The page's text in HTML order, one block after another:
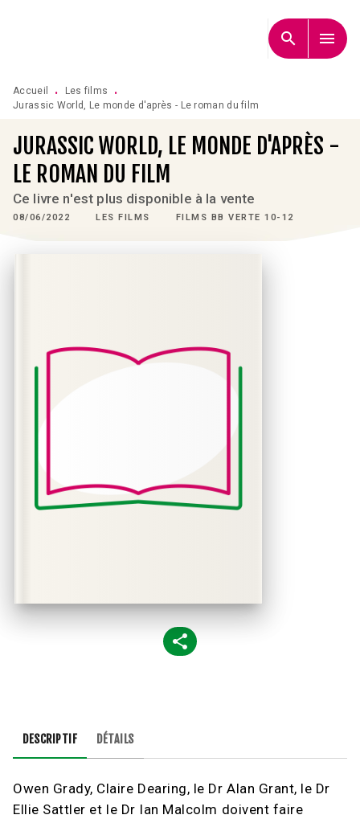
search menu
Accueil • Les films
•
Jurassic World, Le monde d'après - Le roman du film
JURASSIC WORLD, LE MONDE D'APRÈS -
LE ROMAN DU FILM
Ce livre n'est plus disponible à la vente
08/06/2022 LES FILMS FILMS BB VERTE 10-12
DESCRIPTIF DÉTAILS
Owen Grady, Claire Dearing, le Dr Alan Grant, le Dr
Ellie Sattler et le Dr Ian Malcolm doivent faire